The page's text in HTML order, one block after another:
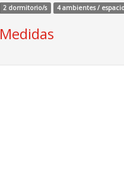
2 dormitorio/s
4 ambientes /
Medidas